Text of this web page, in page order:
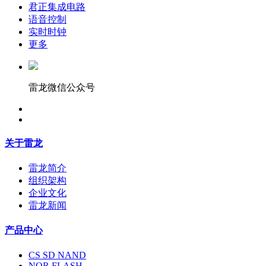
君正集成电路
语音控制
实时时钟
更多
雷龙微信公众号
关于雷龙
雷龙简介
组织架构
企业文化
雷龙新闻
产品中心
CS SD NAND